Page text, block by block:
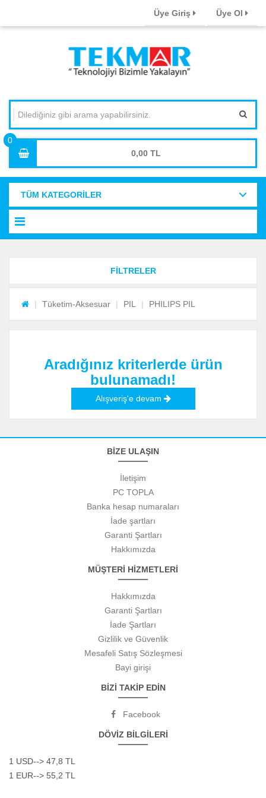
Üye Giriş Üye Ol
0,00
TÜM KATEGORİLER
FİLTRELER
Tüketim-Aksesuar PIL PHILIPS PIL
Aradığınız kriterlerde ürün
bulunamadı!
Alışveriş'e devam
BİZE ULAŞIN
İletişim
PC TOPLA
Banka hesap numaraları
İade şartları
Garanti Şartları
Hakkımızda
MÜŞTERİ HİZMETLERİ
Hakkımızda
Garanti Şartları
İade Şartları
Gizlilik ve Güvenlik
Mesafeli Satış Sözleşmesi
Bayi girişi
BİZİ TAKİP EDİN
Facebook
DÖVİZ BİLGİLERİ
1 USD--> 47,8 TL
1 EUR--> 55,2 TL